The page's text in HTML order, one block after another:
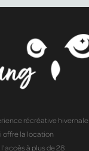
récréative hivernale
offre la location
à plus de 28